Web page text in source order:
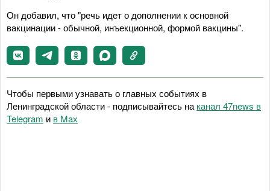
Он добавил, что "речь идет о дополнении к основной
вакцинации - обычной, инъекционной, формой вакцины".
Чтобы первыми узнавать о главных событиях в
Ленинградской области - подписывайтесь на канал 47news в
Telegram и в Maх